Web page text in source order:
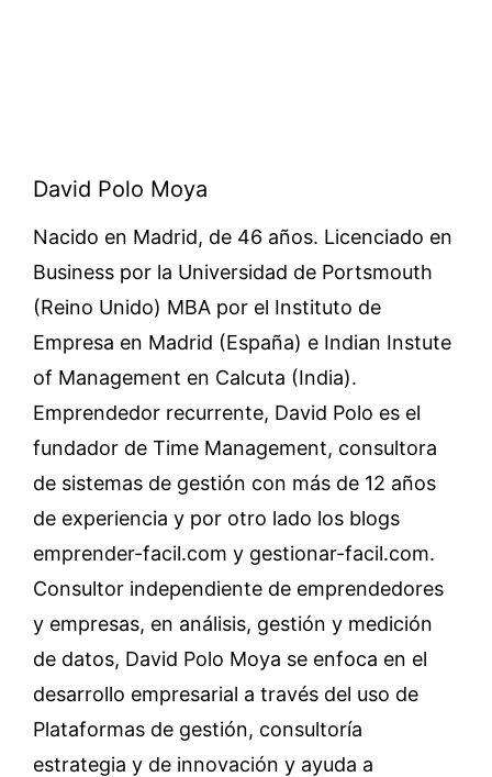
David Polo Moya
Nacido en Madrid, de 46 años. Licenciado en
Business por la Universidad de Portsmouth
(Reino Unido) MBA por el Instituto de
Empresa en Madrid (España) e Indian Instute
of Management en Calcuta (India).
Emprendedor recurrente, David Polo es el
fundador de Time Management, consultora
de sistemas de gestión con más de 12 años
de experiencia y por otro lado los blogs
emprender-facil.com y gestionar-facil.com.
Consultor independiente de emprendedores
y empresas, en análisis, gestión y medición
de datos, David Polo Moya se enfoca en el
desarrollo empresarial a través del uso de
Plataformas de gestión, consultoría
estrategia y de innovación y ayuda a